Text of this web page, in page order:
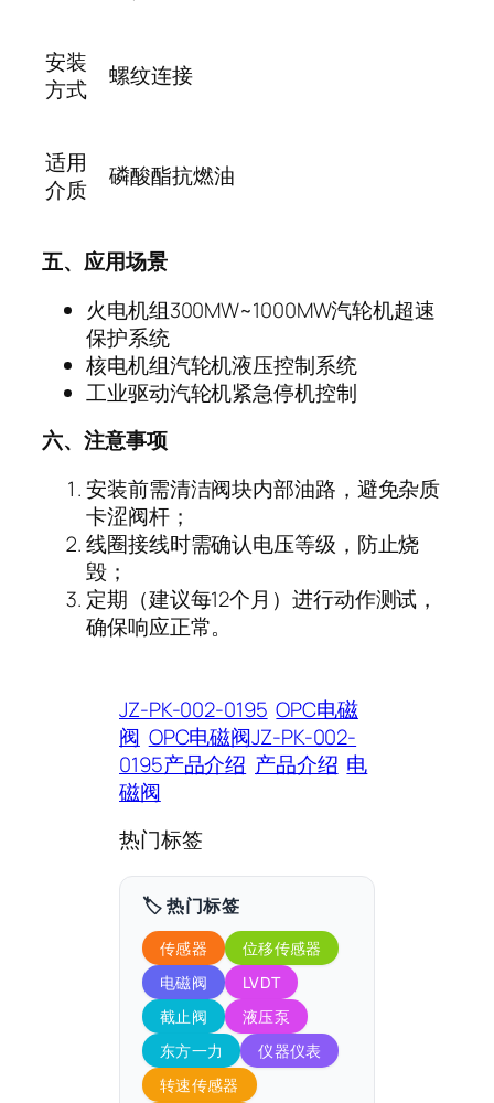
安装
方式
螺纹连接
适用
介质
磷酸酯抗燃油
五、应用场景
火电机组300MW~1000MW汽轮机超速
保护系统
核电机组汽轮机液压控制系统
工业驱动汽轮机紧急停机控制
六、注意事项
安装前需清洁阀块内部油路，避免杂质
卡涩阀杆；
线圈接线时需确认电压等级，防止烧
毁；
定期（建议每12个月）进行动作测试，
确保响应正常。
JZ-PK-002-0195 OPC电磁
阀 OPC电磁阀JZ-PK-002-
0195产品介绍 产品介绍 电
磁阀
热门标签
🏷️ 热门标签
传感器
位移传感器
电磁阀
LVDT
截止阀
液压泵
东方一力
仪器仪表
转速传感器